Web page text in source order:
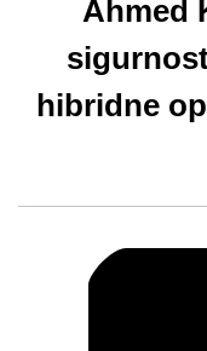
Ahmed
hibridne